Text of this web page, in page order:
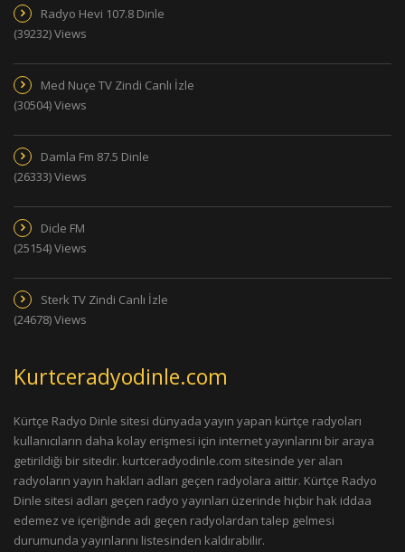
Radyo Hevi 107.8 Dinle
(39232) Views
Med Nuçe TV Zindi Canlı İzle
(30504) Views
Damla Fm 87.5 Dinle
(26333) Views
Dicle FM
(25154) Views
Sterk TV Zindi Canlı İzle
(24678) Views
Kurtceradyodinle.com
Kürtçe Radyo Dinle sitesi dünyada yayın yapan kürtçe radyoları
kullanıcıların daha kolay erişmesi için internet yayınlarını bir araya
getirildiği bir sitedir. kurtceradyodinle.com sitesinde yer alan
radyoların yayın hakları adları geçen radyolara aittir. Kürtçe Radyo
Dinle sitesi adları geçen radyo yayınları üzerinde hiçbir hak iddaa
edemez ve içeriğinde adı geçen radyolardan talep gelmesi
durumunda yayınlarını listesinden kaldırabilir.